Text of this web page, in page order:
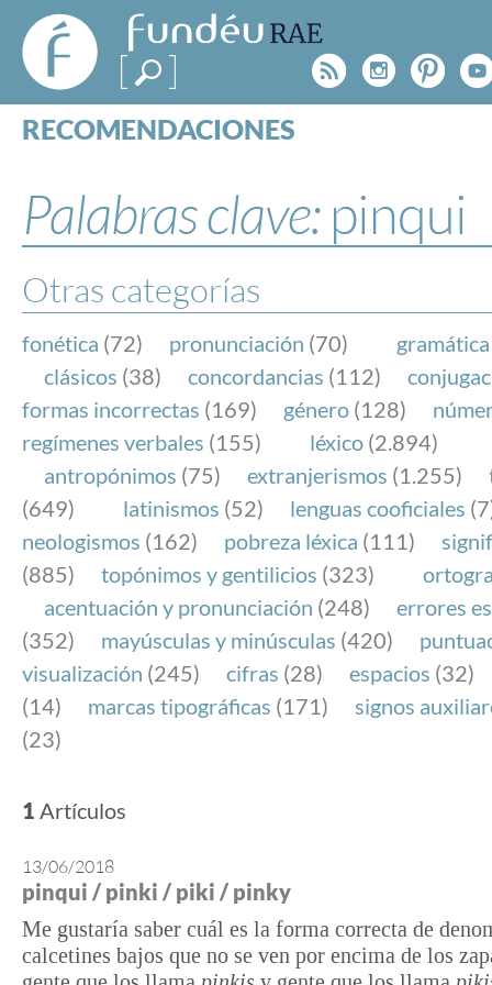
FundéuRAE
- Fundación
del Español
Urgente
Rss
RECOMENDACIONES
ESPECIALES
BLOG
NOTICIAS
SOBRE LA FUNDÉURAE
FundéuRAE es una fundación patrocinada por la
y la Real Academia Española, cuyo objetivo es
el buen uso del español en los medios de
Internet.
Palabras clave: pinqui
Otras categorías
fonética (72) pronunciación (70) gramática
clásicos (38) concordancias (112)
formas incorrectas (169) género (128)
regímenes verbales (155) léxico (2.894)
antropónimos (75) extranjerismos (1.255)
(649)
latinismos (52) lenguas cooficiales
neologismos (162) pobreza léxica (111)
(885)
topónimos y gentilicios (323)
acentuación y pronunciación (248)
errores
(352)
mayúsculas y minúsculas (420)
visualización (245) cifras (28) espacios (32)
(14)
marcas tipográficas (171)
signos
(23)
1 Artículos
13/06/2018
pinqui / pinki / piki / pinky
Me gustaría saber cuál es la forma correcta de
calcetines bajos que no se ven por encima de los